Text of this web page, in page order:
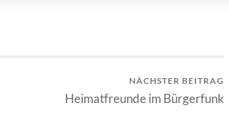
NÄCHSTER BEITRAG
Heimatfreunde im Bürgerfunk